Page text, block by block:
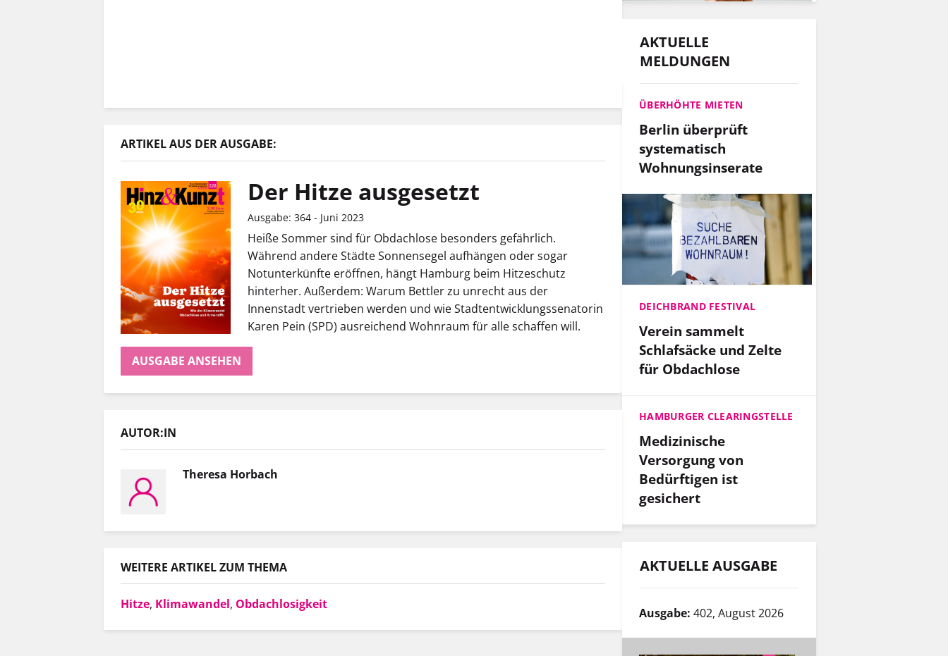
ARTIKEL AUS DER AUSGABE:
Der Hitze ausgesetzt
Ausgabe: 364 - Juni 2023
Heiße Sommer sind für Obdachlose besonders gefährlich.
Während andere Städte Sonnensegel aufhängen oder sogar
Notunterkünfte eröffnen, hängt Hamburg beim Hitzeschutz
hinterher. Außerdem: Warum Bettler zu unrecht aus der
Innenstadt vertrieben werden und wie Stadtentwicklungssenatorin
Karen Pein (SPD) ausreichend Wohnraum für alle schaffen will.
AUSGABE ANSEHEN
AUTOR:IN
Theresa Horbach
WEITERE ARTIKEL ZUM THEMA
Hitze, Klimawandel, Obdachlosigkeit
AKTUELLE
MELDUNGEN
ÜBERHÖHTE MIETEN
Berlin überprüft
systematisch
Wohnungsinserate
DEICHBRAND FESTIVAL
Verein sammelt
Schlafsäcke und Zelte
für Obdachlose
HAMBURGER CLEARINGSTELLE
Medizinische
Versorgung von
Bedürftigen ist
gesichert
AKTUELLE AUSGABE
Ausgabe: 402, August 2026